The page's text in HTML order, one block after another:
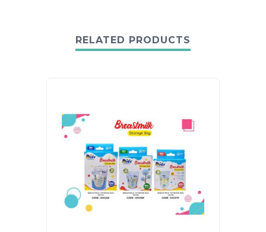
RELATED PRODUCTS